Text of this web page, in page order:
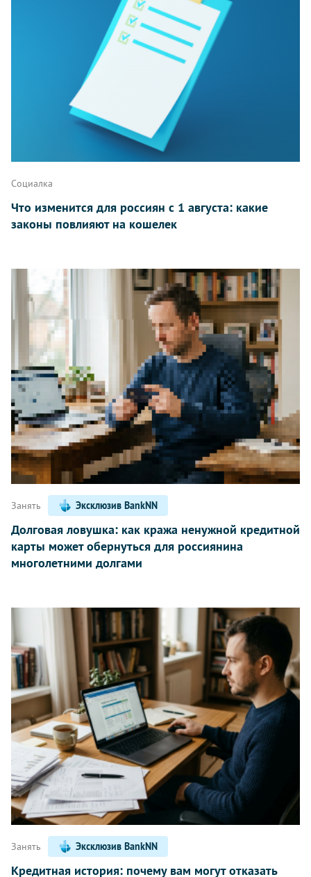
Написать
Социалка
Что изменится для россиян с 1 августа: какие
законы повлияют на кошелек
Занять Эксклюзив BankNN
Долговая ловушка: как кража ненужной кредитной
карты может обернуться для россиянина
многолетними долгами
Занять Эксклюзив BankNN
Кредитная история: почему вам могут отказать